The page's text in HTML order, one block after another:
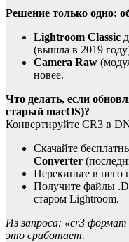
Решение только одно:
Lightroom Classic
(вышла в 2019
Camera Raw
новее.
Что делать, если
старый macOS)?
Конвертируйте CR3 в
Скачайте
Converter
Перекиньте в него
Получите файлы
старом Lightroom.
Из запроса: «cr3
это сработает.